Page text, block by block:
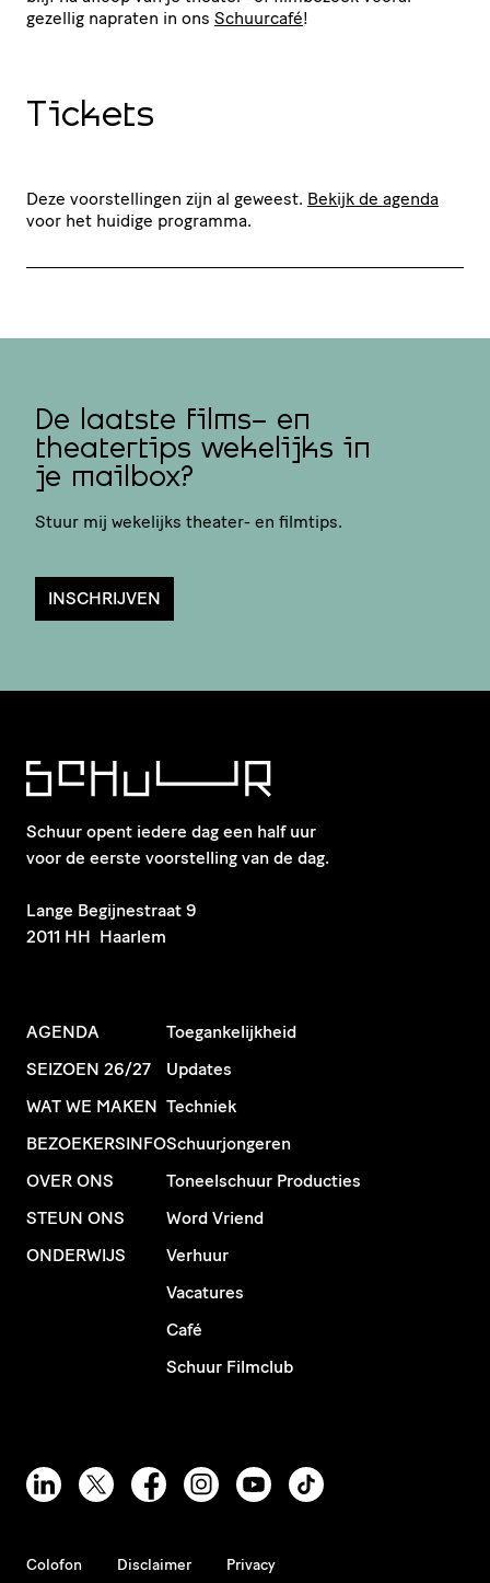
gezellig napraten in ons Schuurcafé!
Tickets
Deze voorstellingen zijn al geweest. Bekijk de agenda
voor het huidige programma.
De laatste films- en
theatertips wekelijks in
je mailbox?
Stuur mij wekelijks theater- en filmtips.
INSCHRIJVEN
Schuur opent iedere dag een half uur
voor de eerste voorstelling van de dag.
​Lange Begijnestraat 9
2011 HH Haarlem
AGENDA
SEIZOEN 26/27
WAT WE MAKEN
BEZOEKERSINFO
OVER ONS
STEUN ONS
ONDERWIJS
Toegankelijkheid
Updates
Techniek
Schuurjongeren
Toneelschuur Producties
Word Vriend
Verhuur
Vacatures
Café
Schuur Filmclub
Colofon Disclaimer Privacy